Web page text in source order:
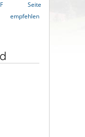
Seite
empfehlen